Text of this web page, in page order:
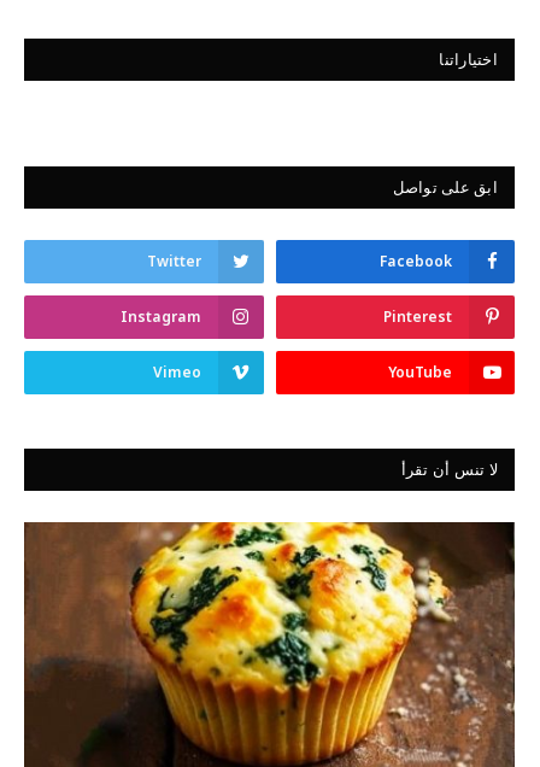
اختياراتنا
ابق على تواصل
Facebook
Twitter
Pinterest
Instagram
YouTube
Vimeo
لا تنس أن تقرأ